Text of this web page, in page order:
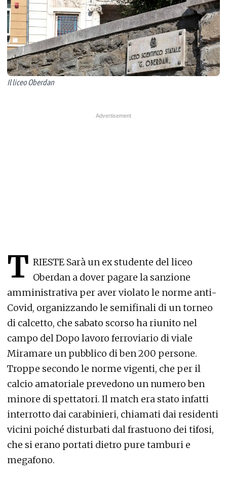
Il liceo Oberdan
T RIESTE Sarà un ex studente del liceo
Oberdan a dover pagare la sanzione
amministrativa per aver violato le norme anti-
Covid, organizzando le semifinali di un torneo
di calcetto, che sabato scorso ha riunito nel
campo del Dopo lavoro ferroviario di viale
Miramare un pubblico di ben 200 persone.
Troppe secondo le norme vigenti, che per il
calcio amatoriale prevedono un numero ben
minore di spettatori. Il match era stato infatti
interrotto dai carabinieri, chiamati dai residenti
vicini poiché disturbati dal frastuono dei tifosi,
che si erano portati dietro pure tamburi e
megafono.